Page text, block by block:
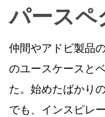
パースペ
仲間やアドビ製品
のユースケースと
た。始めたばかり
でも、インスピレ